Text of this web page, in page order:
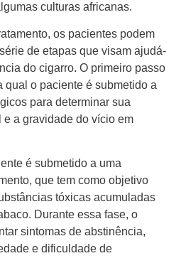
culturas africanas.
os pacientes podem
de etapas que visam ajudá-
do cigarro. O primeiro passo
qual o paciente é submetido a
para determinar sua
a gravidade do vício em
é submetido a uma
que tem como objetivo
tóxicas acumuladas
Durante essa fase, o
sintomas de abstinência,
e dificuldade de